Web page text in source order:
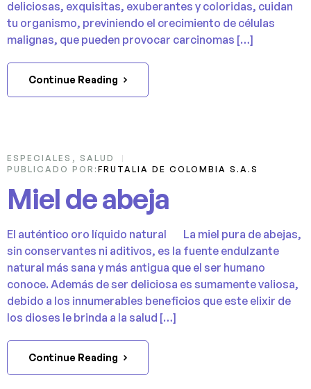
deliciosas, exquisitas, exuberantes y coloridas, cuidan
tu organismo, previniendo el crecimiento de células
malignas, que pueden provocar carcinomas […]
Continue Reading
22
ESPECIALES , SALUD
PUBLICADO POR: FRUTALIA DE COLOMBIA S.A.S
Miel de abeja
El auténtico oro líquido natural La miel pura de abejas,
sin conservantes ni aditivos, es la fuente endulzante
natural más sana y más antigua que el ser humano
conoce. Además de ser deliciosa es sumamente valiosa,
debido a los innumerables beneficios que este elixir de
los dioses le brinda a la salud […]
Continue Reading